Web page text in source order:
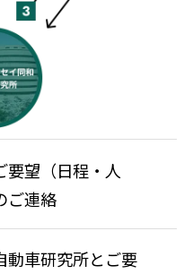
要望（日程・人
ご連絡
動車研究所とご要